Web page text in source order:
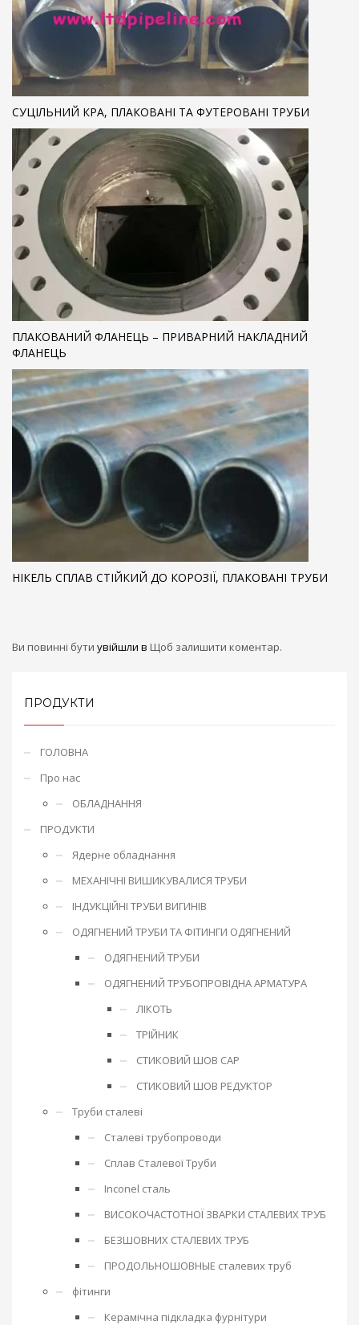
СУЦІЛЬНИЙ КРА, ПЛАКОВАНІ ТА ФУТЕРОВАНІ ТРУБИ
ПЛАКОВАНИЙ ФЛАНЕЦЬ – ПРИВАРНИЙ НАКЛАДНИЙ
ФЛАНЕЦЬ
НІКЕЛЬ СПЛАВ СТІЙКИЙ ДО КОРОЗІЇ, ПЛАКОВАНІ ТРУБИ
Ви повинні бути увійшли в Щоб залишити коментар.
ПРОДУКТИ
ГОЛОВНА
Про нас
ОБЛАДНАННЯ
ПРОДУКТИ
Ядерне обладнання
МЕХАНІЧНІ ВИШИКУВАЛИСЯ ТРУБИ
ІНДУКЦІЙНІ ТРУБИ ВИГИНІВ
ОДЯГНЕНИЙ ТРУБИ ТА ФІТИНГИ ОДЯГНЕНИЙ
ОДЯГНЕНИЙ ТРУБИ
ОДЯГНЕНИЙ ТРУБОПРОВІДНА АРМАТУРА
ЛІКОТЬ
ТРІЙНИК
СТИКОВИЙ ШОВ CAP
СТИКОВИЙ ШОВ РЕДУКТОР
Труби сталеві
Сталеві трубопроводи
Сплав Сталевої Труби
Inconel сталь
ВИСОКОЧАСТОТНОЇ ЗВАРКИ СТАЛЕВИХ ТРУБ
БЕЗШОВНИХ СТАЛЕВИХ ТРУБ
ПРОДОЛЬНОШОВНЫЕ сталевих труб
фітинги
Керамічна підкладка фурнітури